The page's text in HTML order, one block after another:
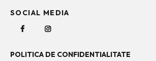
SOCIAL MEDIA
POLITICA DE CONFIDENTIALITATE